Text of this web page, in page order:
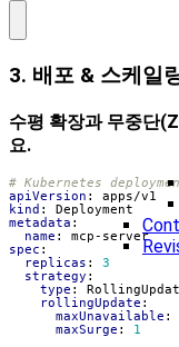
3. 배포 & 스케일
수평 확장과 무중단
요.
# Kubernetes
apiVersion :
apps/v1
kind :
Deployment
metadata :
name :
mcp-server
spec :
replicas :
3
strategy :
type :
rollingUpdate :
maxUnavailable :
maxSurge :
1